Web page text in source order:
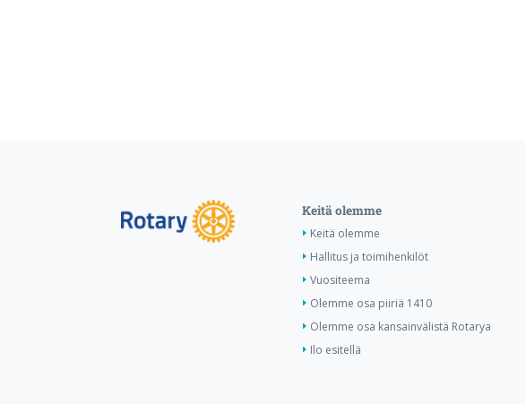
Keitä olemme
Keitä olemme
Hallitus ja toimihenkilöt
Vuositeema
Olemme osa piiriä 1410
Olemme osa kansainvälistä Rotarya
Ilo esitellä